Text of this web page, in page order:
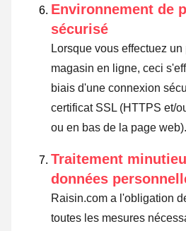
Environnement de
sécurisé
Lorsque vous effectuez
magasin en ligne, ceci
biais d'une connexion
certificat SSL (HTTPS et/
ou en bas de la page web).
Traitement
données
Raisin.com a l'obligation
toutes les mesures